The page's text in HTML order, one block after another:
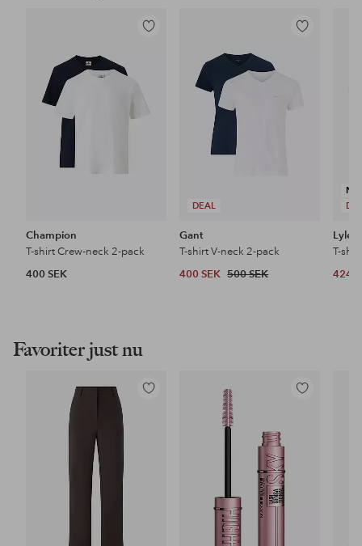
Lägg
Champion
T-shirt Crew-neck 2-pack
400 SEK
DEAL
Lägg
Gant
T-shirt V-neck 2-pack
400 SEK 500 SEK
Lyle
T-
424
Favoriter just nu
Lägg
Lägg